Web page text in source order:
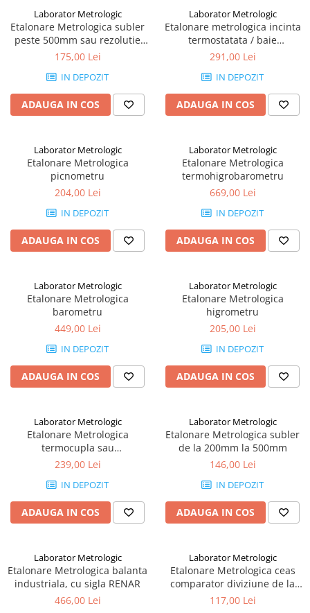
Micrometre speciale
Pasametre
Accesorii micrometre
Ceasuri comparatoare cu levier
Accesorii pentru ceasuri
comparatoare
Laborator Metrologic
Etalonare Metrologica subler
peste 500mm sau rezolutie
0.001mm
175,00 Lei
IN DEPOZIT
ADAUGA IN COS
Laborator Metrologic
Etalonare metrologica incinta
termostatata / baie
termostatata 0–60°C, puncte
291,00 Lei
IN DEPOZIT
ADAUGA IN COS
Laborator Metrologic
Etalonare Metrologica
picnometru
204,00 Lei
IN DEPOZIT
ADAUGA IN COS
Laborator Metrologic
Etalonare Metrologica
termohigrobarometru
669,00 Lei
IN DEPOZIT
ADAUGA IN COS
Laborator Metrologic
Etalonare Metrologica
barometru
449,00 Lei
IN DEPOZIT
ADAUGA IN COS
Laborator Metrologic
Etalonare Metrologica
higrometru
205,00 Lei
IN DEPOZIT
ADAUGA IN COS
Laborator Metrologic
Etalonare Metrologica
termocupla sau
termorezistenta
239,00 Lei
IN DEPOZIT
ADAUGA IN COS
Laborator Metrologic
Etalonare Metrologica subler
de la 200mm la 500mm
146,00 Lei
IN DEPOZIT
ADAUGA IN COS
Laborator Metrologic
Etalonare Metrologica balanta
industriala, cu sigla RENAR
466,00 Lei
Laborator Metrologic
Etalonare Metrologica ceas
comparator diviziune de la
0,1mm la 0,01mm
117,00 Lei